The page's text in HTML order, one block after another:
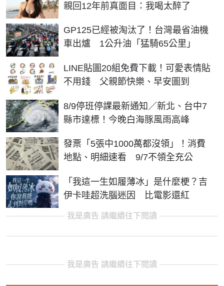
親回12年前真面目：我喝太醉了
GP125已經被淘汰了！台灣最省油機
車出爐 1公升油「猛騎65公里」
LINE貼圖20組免費下載！可愛表情貼
不用錢 父親節快樂、早安圖到
8/9停班停課最新通知／新北、台中7
縣市達標！今晚白海豚風雨高峰
發票「5張中1000萬都沒領」！消費
地點、明細速看 9/7不領全充公
「我這一生如履薄冰」是什麼梗？吉
伊卡哇超洗腦迷因 比電影還紅
我是廣告 請繼續往下閱讀
我是廣告 請繼續往下閱讀